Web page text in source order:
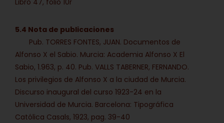
5.4 Nota de publicaciones
Pub. TORRES FONTES, JUAN. Documentos de
Alfonso X el Sabio. Murcia: Academia Alfonso X El
Sabio, 1.963, p. 40. Pub. VALLS TABERNER, FERNANDO.
Los privilegios de Alfonso X a la ciudad de Murcia.
Discurso inaugural del curso 1923-24 en la
Universidad de Murcia. Barcelona: Tipográfica
Católica Casals, 1923, pag. 39-40